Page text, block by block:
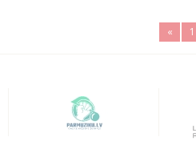
« 1